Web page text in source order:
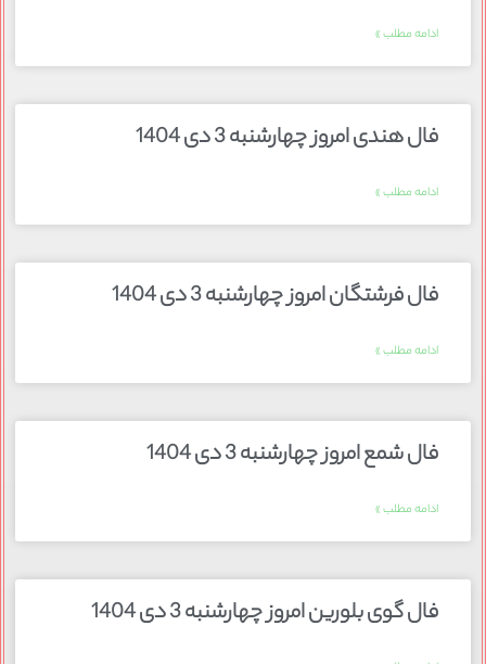
ادامه مطلب »
فال هندی امروز چهارشنبه 3 دی 1404
ادامه مطلب »
فال فرشتگان امروز چهارشنبه 3 دی 1404
ادامه مطلب »
فال شمع امروز چهارشنبه 3 دی 1404
ادامه مطلب »
فال گوی بلورین امروز چهارشنبه 3 دی 1404